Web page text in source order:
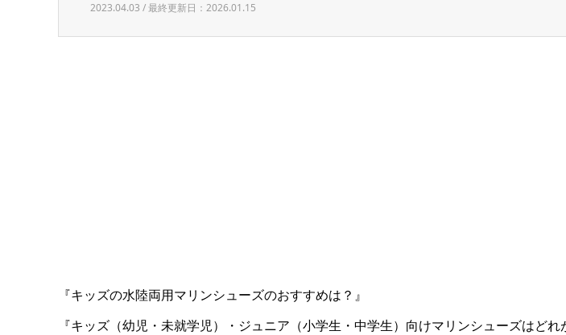
2023.04.03 / 最終更新日：2026.01.15
『キッズの水陸両用マリンシューズのおすすめは？』
『キッズ（幼児・未就学児）・ジュニア（小学生・中学生）向けマリンシューズはどれ